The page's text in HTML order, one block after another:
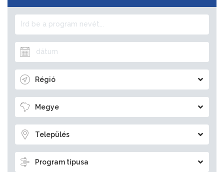
Régió
Megye
Település
Program típusa